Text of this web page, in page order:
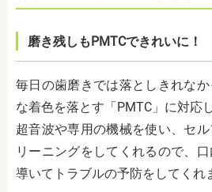
磨き残しもPMTCできれいに！
毎日の歯磨きでは落としきれな
な着色を落とす「PMTC」に対応
超音波や専用の機械を使い、セ
リーニングをしてくれるので、
導いてトラブルの予防をしてくれ